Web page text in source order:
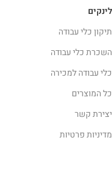
לינקים
תיקון כלי עבודה
השכרת כלי עבודה
כלי עבודה למכירה
כל המוצרים
יצירת קשר
מדיניות פרטיות